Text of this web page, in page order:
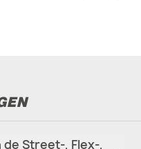
Street-, Flex-,